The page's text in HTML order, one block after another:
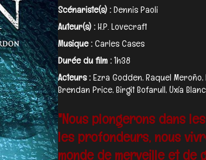
Scénariste(s) :Dennis Paoli
Auteur(s) :H.P. Lovecraft
Musique :Carles Cases
Durée du film :1h38
Acteurs :Ezra Godden, Raquel
Brendan Price, Birgit Bofarull, Uxía
"Nous plongerons dans
les profondeurs, nous
monde de merveille et de